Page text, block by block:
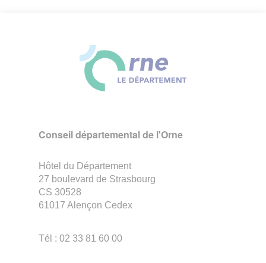
Conseil départemental de l'Orne
Hôtel du Département
27 boulevard de Strasbourg
CS 30528
61017 Alençon Cedex
Tél : 02 33 81 60 00